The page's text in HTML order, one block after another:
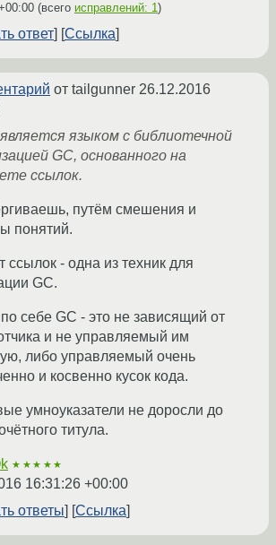
(всего исправлений: 1)
ответ Ссылка
от tailgunner 26.12.2016
языком с библиотечной
GC, основанного на
ссылок.
путём смешения и
понятий.
ссылок - одна из техник для
GC.
себе GC - это не зависящий от
и не управляемый им
либо управляемый очень
и косвенно кусок кода.
умноуказатели не доросли до
титула.
★★★★★
16:31:26 +00:00
ответы
Ссылка